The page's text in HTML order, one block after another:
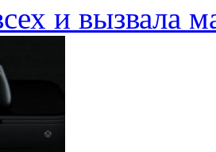
и вызвала